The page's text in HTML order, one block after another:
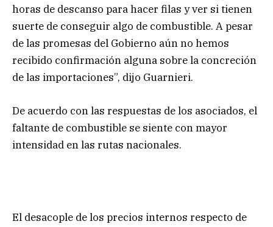
horas de descanso para hacer filas y ver si tienen
suerte de conseguir algo de combustible. A pesar
de las promesas del Gobierno aún no hemos
recibido confirmación alguna sobre la concreción
de las importaciones”, dijo Guarnieri.
De acuerdo con las respuestas de los asociados, el
faltante de combustible se siente con mayor
intensidad en las rutas nacionales.
El desacople de los precios internos respecto de